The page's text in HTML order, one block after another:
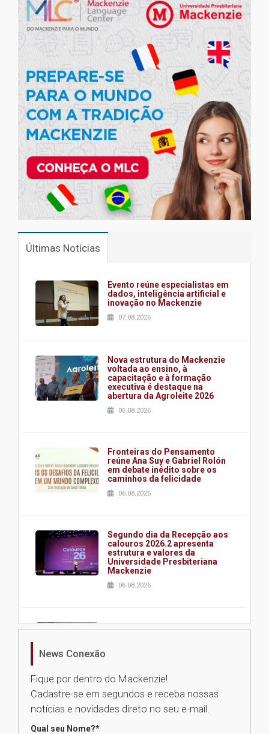
Últimas Notícias
Evento reúne especialistas em
dados, inteligência artificial e
inovação no Mackenzie
07.08.2026
Nova estrutura do Mackenzie
voltada ao ensino, à
capacitação e à formação
executiva é destaque na
abertura da Agroleite 2026
06.08.2026
Fronteiras do Pensamento
reúne Ana Suy e Gabriel Rolón
em debate inédito sobre os
caminhos da felicidade
06.08.2026
Segundo dia da Recepção aos
calouros 2026.2 apresenta
estrutura e valores da
Universidade Presbiteriana
Mackenzie
06.08.2026
Nova apresentação do Centro
Universidade Mackenzie
realizará nova edição da Feira
News Conexão
Fique por dentro do Mackenzie!
Cadastre-se em segundos e receba nossas
notícias e novidades direto no seu e-mail.
Qual seu Nome?*